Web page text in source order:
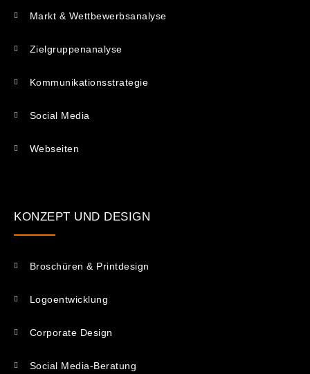
Markt & Wettbewerbsanalyse
Zielgruppenanalyse
Kommunikations­strategie
Social Media
Webseiten
KONZEPT UND DESIGN
Broschüren & Printdesign
Logoentwicklung
Corporate Design
Social Media-Beratung